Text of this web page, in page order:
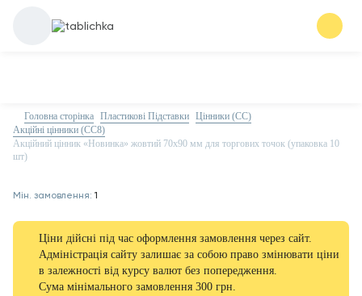
Головна сторінка Пластикові Підставки Цінники (СС)
Акційні цінники (СС8)
Акційний цінник «Новинка» жовтий 70х90 мм для торгових точок (упаковка 10
шт)
Мін. замовлення: 1
Ціни дійсні під час оформлення замовлення через сайт.
Адміністрація сайту залишає за собою право змінювати ціни
в залежності від курсу валют без попередження.
Сума мінімального замовлення 300 грн.